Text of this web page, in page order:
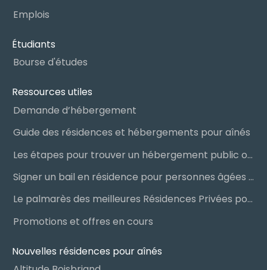
Emplois
Étudiants
Bourse d'études
Ressources utiles
Demande d’hébergement
Guide des résidences et hébergements pour aînés
Les étapes pour trouver un hébergement public ou privé
Signer un bail en résidence pour personnes âgées (RPA) : ce qu’il faut savoir
Le palmarès des meilleures Résidences Privées pour Aînés (RPA)
Promotions et offres en cours
Nouvelles résidences pour aînés